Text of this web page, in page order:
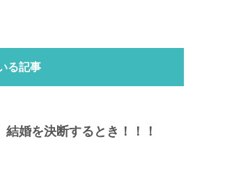
る記事
結婚を決断するとき！！！